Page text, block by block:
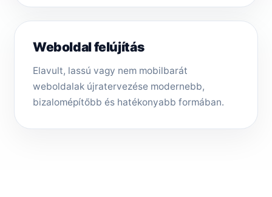
Weboldal felújítás
Elavult, lassú vagy nem mobilbarát
weboldalak újratervezése modernebb,
bizalomépítőbb és hatékonyabb formában.